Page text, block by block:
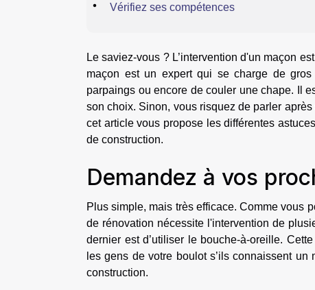
Vérifiez ses compétences
Le saviez-vous ? L’intervention d'un maçon
maçon est un expert qui se charge de
parpaings ou encore de couler une chape. Il
son choix. Sinon, vous risquez de parler
cet article vous propose les différentes
de construction.
Demandez à vos
Plus simple, mais très efficace. Comme vous
de rénovation nécessite l'intervention de
dernier est d’utiliser le bouche-à-oreille.
les gens de votre boulot s’ils connaissent
construction.